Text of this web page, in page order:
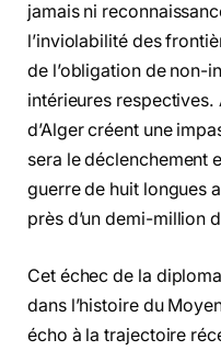
jamais ni
l’inviolabilité des
de l’obligation de non-
intérieures
d’Alger créent une
sera le déclenchement
guerre de huit longues
près d’un demi-million
Cet échec de la
dans l’histoire du
écho à la trajectoire